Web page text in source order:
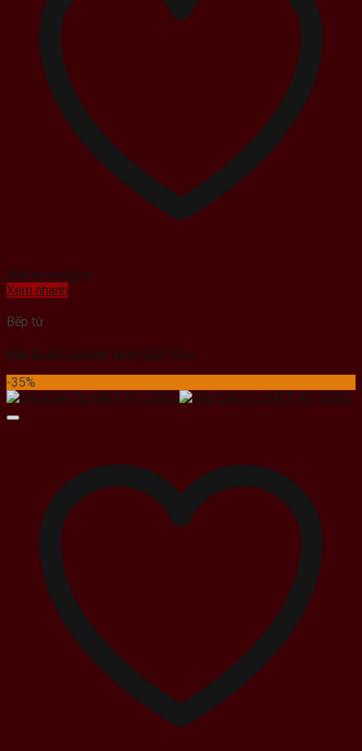
Add to wishlist
Xem nhanh
Bếp từ
Bếp từ đôi Spelier spm 929I Plus
-35%